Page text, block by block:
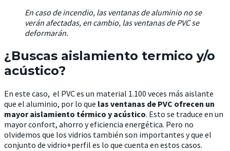
En caso de incendio, las ventanas de aluminio no se
verán afectadas, en cambio, las ventanas de PVC se
deformarán.
¿Buscas aislamiento termico y/o
acústico?
En este caso, el PVC es un material 1.100 veces más aislante
que el aluminio, por lo que las ventanas de PVC ofrecen un
mayor aislamiento térmico y acústico. Esto se traduce en un
mayor confort, ahorro y eficiencia energética. Pero no
olvidemos que los vidrios también son importantes y que el
conjunto de vidrio+perfil es lo que cuenta en estos casos.